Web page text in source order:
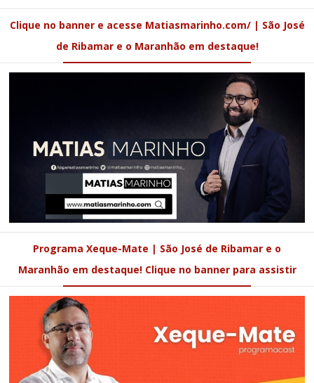
Clique no banner e acesse Matiasmarinho.com/ | São José
de Ribamar e o Maranhão em destaque!
Programa Xeque-Mate | São José de Ribamar e o
Maranhão em destaque! Clique no banner para assistir